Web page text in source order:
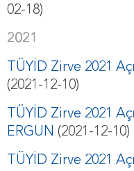
02-18)
2021
TÜYİD Zirve 2021
(2021-12-10)
TÜYİD Zirve 2021
ERGUN (2021-12-10)
TÜYİD Zirve 2021